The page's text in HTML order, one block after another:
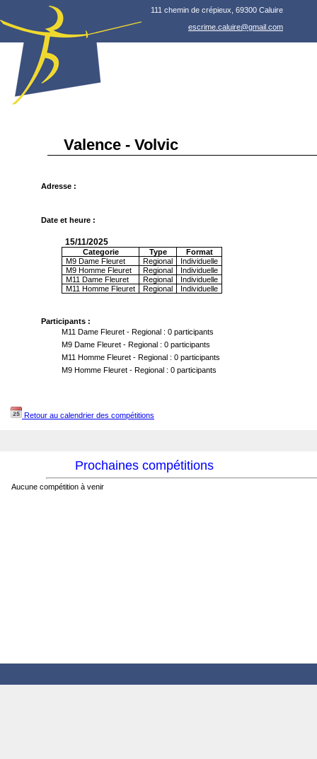
111 chemin de crépieux, 69300 Caluire
escrime.caluire@gmail.com
Valence - Volvic
Adresse :
Date et heure :
15/11/2025
Categorie Type
Format
M9 Dame Fleuret
Regional
Individuelle
M9 Homme Fleuret
Regional
Individuelle
M11 Dame Fleuret
Regional
Individuelle
M11 Homme Fleuret
Regional Individuelle
Participants :
M11 Dame Fleuret - Regional : 0 participants
M9 Dame Fleuret - Regional : 0 participants
M11 Homme Fleuret - Regional : 0 participants
M9 Homme Fleuret - Regional : 0 participants
Retour au calendrier des compétitions
Prochaines compétitions
Aucune compétition à venir